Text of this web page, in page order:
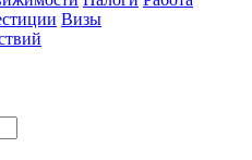
Визы